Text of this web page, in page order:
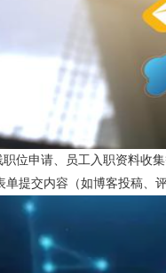
位申请、员工入职资料收
单提交内容（如博客投稿